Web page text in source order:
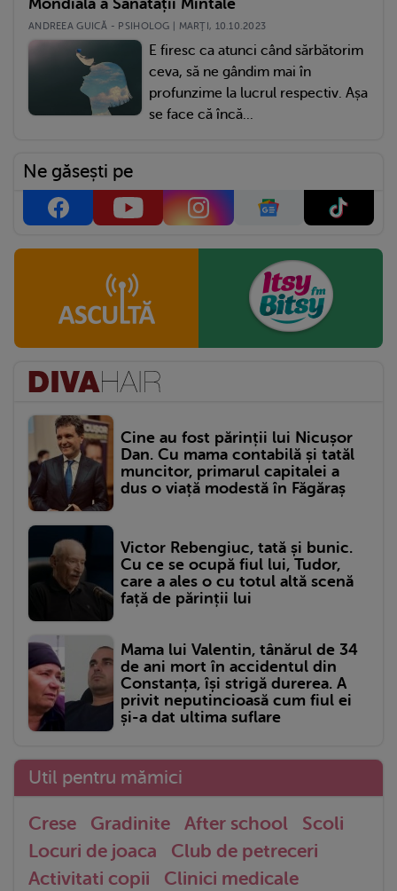
Mondială a Sănătății Mintale
ANDREEA GUICĂ - PSIHOLOG | MARŢI, 10.10.2023
E firesc ca atunci când sărbătorim
ceva, să ne gândim mai în
profunzime la lucrul respectiv. Așa
se face că încă...
Ne găsești pe
Cine au fost părinții lui Nicușor
Dan. Cu mama contabilă și tatăl
muncitor, primarul capitalei a
dus o viață modestă în Făgăraș
Victor Rebengiuc, tată și bunic.
Cu ce se ocupă fiul lui, Tudor,
care a ales o cu totul altă scenă
față de părinții lui
Mama lui Valentin, tânărul de 34
de ani mort în accidentul din
Constanța, își strigă durerea. A
privit neputincioasă cum fiul ei
și-a dat ultima suflare
Util pentru mămici
Crese Gradinite After school
Scoli
Locuri de joaca
Club de petreceri
Activitati copii
Clinici medicale